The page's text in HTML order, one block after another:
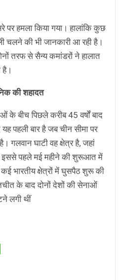
हमला किया गया। हालांकि कुछ
चलने की भी जानकारी आ रही है।
तरफ से सैन्य कमांडरों ने हालात
है।
की शहादत
के बीच पिछले करीब 45 वर्षों बाद
पहली बार है जब चीन सीमा पर
गलवान घाटी वह क्षेत्र है, जहां
इससे पहले मई महीने की शुरूआत में
कई भारतीय क्षेत्रों में घुसपैठ शुरू की
के बाद दोनों देशों की सेनाओं
लगी थीं